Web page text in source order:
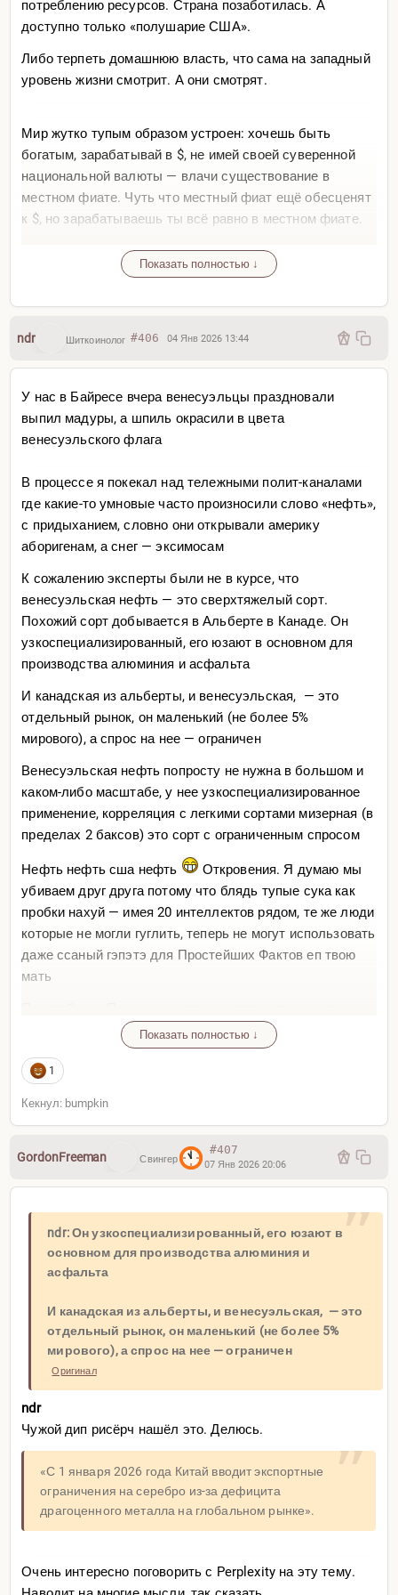
потреблению ресурсов. Страна позаботилась. А
доступно только «полушарие США».
Либо терпеть домашнюю власть, что сама на западный
уровень жизни смотрит. А они смотрят.
Мир жутко тупым образом устроен: хочешь быть
богатым, зарабатывай в $, не имей своей суверенной
национальной валюты — влачи существование в
местном фиате. Чуть что местный фиат ещё обесценят
к $, но зарабатываешь ты всё равно в местном фиате.
Просто не оставляют выбора, кроме как стремиться в
США или ближе к ней. А с учётом цифрового
Показать полностью ↓
ndr Шиткоинолог #406 04 Янв 2026 13:44
У нас в Байресе вчера венесуэльцы праздновали
выпил мадуры, а шпиль окрасили в цвета
венесуэльского флага
В процессе я покекал над тележными полит-каналами
где какие-то умновые часто произносили слово «нефть»,
с придыханием, словно они открывали америку
аборигенам, а снег — эксимосам
К сожалению эксперты были не в курсе, что
венесуэльская нефть — это сверхтяжелый сорт.
Похожий сорт добывается в Альберте в Канаде. Он
узкоспециализированный, его юзают в основном для
производства алюминия и асфальта
И канадская из альберты, и венесуэльская, — это
отдельный рынок, он маленький (не более 5%
мирового), а спрос на нее — ограничен
Венесуэльская нефть попросту не нужна в большом и
каком-либо масштабе, у нее узкоспециализированное
применение, корреляция с легкими сортами мизерная (в
пределах 2 баксов) это сорт с ограниченным спросом
Нефть нефть сша нефть
Откровения. Я думаю мы
убиваем друг друга потому что блядь тупые сука как
пробки нахуй — имея 20 интеллектов рядом, те же люди
которые не могли гуглить, теперь не могут использовать
даже ссаный гэпэтэ для Простейших Фактов еп твою
мать
в блин. Чем больше информации тем люди тупее — вот,
забавный пародокс, о котором отцы информационной
теории нас предупреждали еще в 50е
Показать полностью ↓
1
Кекнул: bumpkin
GordonFreeman Свингер
#407
07 Янв 2026 20:06
ndr: Он узкоспециализированный, его юзают в
основном для производства алюминия и
асфальта
И канадская из альберты, и венесуэльская, — это
отдельный рынок, он маленький (не более 5%
мирового), а спрос на нее — ограничен
Оригинал
ndr
Чужой дип рисёрч нашёл это. Делюсь.
«С 1 января 2026 года Китай вводит экспортные
ограничения на серебро из-за дефицита
драгоценного металла на глобальном рынке».
Очень интересно поговорить с Perplexity на эту тему.